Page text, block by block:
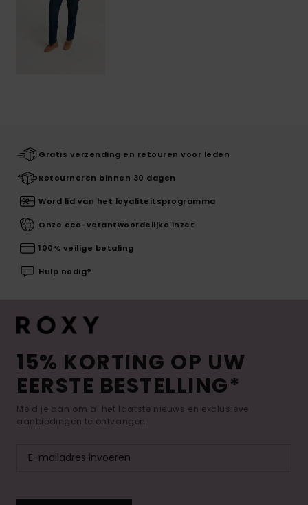
Gratis verzending en retouren voor leden
Retourneren binnen 30 dagen
Word lid van het loyaliteitsprogramma
Onze eco-verantwoordelijke inzet
100% veilige betaling
Hulp nodig?
15% KORTING OP UW
EERSTE BESTELLING*
Meld je aan om al het laatste nieuws en exclusieve
aanbiedingen te ontvangen.